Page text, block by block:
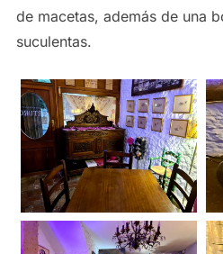
de macetas, además de una
suculentas.